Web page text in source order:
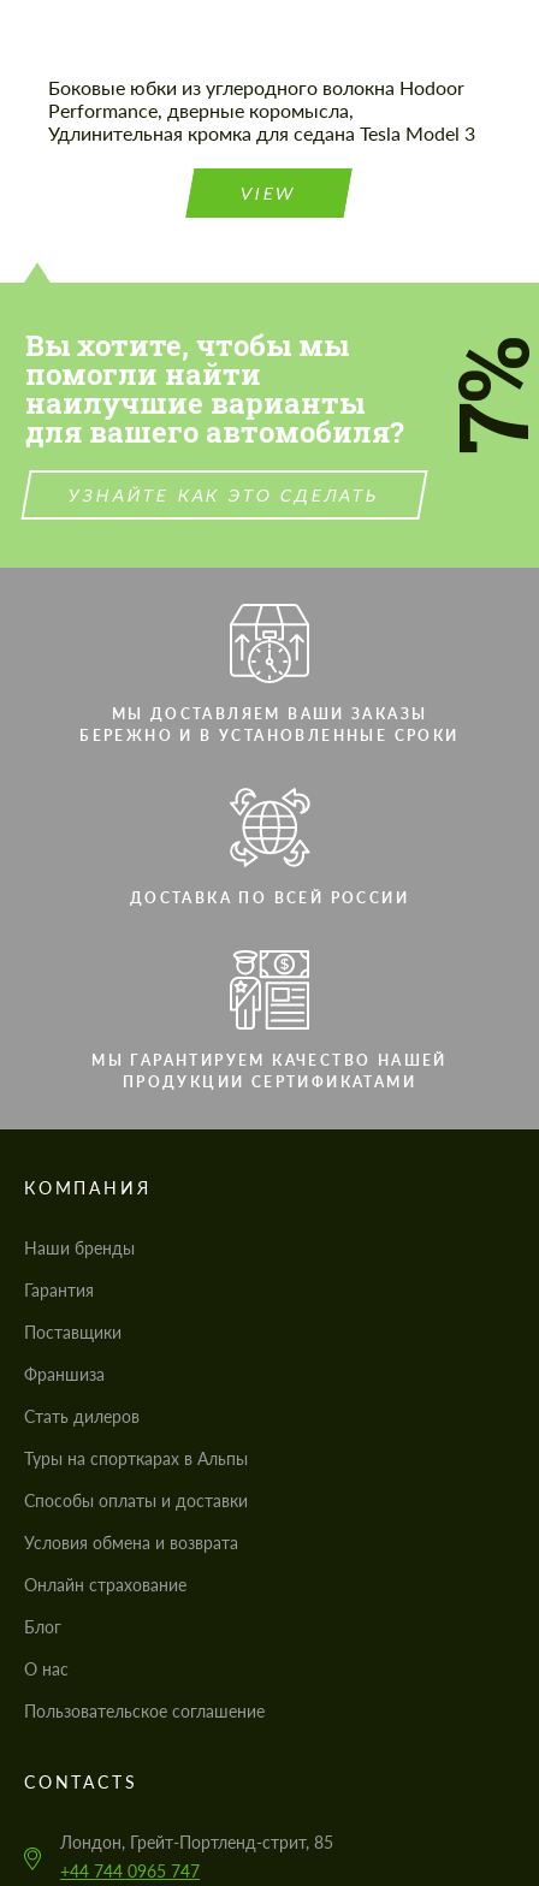
Боковые юбки из углеродного волокна Hodoor
Performance, дверные коромысла,
Удлинительная кромка для седана Tesla Model 3
VIEW
Вы хотите, чтобы мы
помогли найти
наилучшие варианты
для вашего автомобиля?
УЗНАЙТЕ КАК ЭТО СДЕЛАТЬ
МЫ ДОСТАВЛЯЕМ ВАШИ ЗАКАЗЫ
БЕРЕЖНО И В УСТАНОВЛЕННЫЕ СРОКИ
ДОСТАВКА ПО ВСЕЙ РОССИИ
МЫ ГАРАНТИРУЕМ КАЧЕСТВО НАШЕЙ
ПРОДУКЦИИ СЕРТИФИКАТАМИ
КОМПАНИЯ
Наши бренды
Гарантия
Поставщики
Франшиза
Стать дилеров
Туры на спорткарах в Альпы
Cпособы оплаты и доставки
Условия обмена и возврата
Онлайн страхование
Блог
О нас
Пользовательское соглашение
CONTACTS
Лондон, Грейт-Портленд-стрит, 85
+44 744 0965 747
персональных данных
Мы говорим на вашем языке
персональных данных
Мы говорим на вашем языке